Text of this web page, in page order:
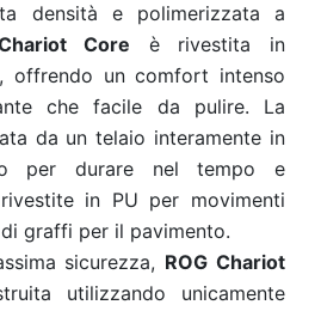
densità e polimerizzata a
Core è rivestita in
offrendo un comfort intenso
che facile da pulire. La
da un telaio interamente in
per durare nel tempo e
in PU per movimenti
graffi per il pavimento.
sicurezza, ROG Chariot
utilizzando unicamente